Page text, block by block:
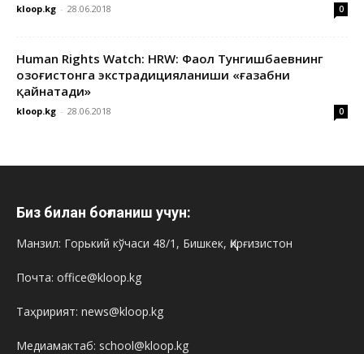
kloop.kg - 28.06.2018 0
Human Rights Watch: HRW: Фаол Тунгишбаевнинг
Қозоғистонга экстрадицияланиши «ғазабни
қайнатади»
kloop.kg - 28.06.2018 0
Биз билан боғланиш учун:
Манзил: Горький кўчаси 48/1, Бишкек, Қирғизистон
Почта: office@kloop.kg
Таҳририят: news@kloop.kg
Медиамактаб: school@kloop.kg